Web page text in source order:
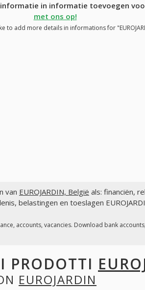
in informatie toevoegen voor
met ons op!
to add more details in informations for
van EUROJARDIN, België als: financiën,
belastingen en toeslagen
accounts, vacancies. Download bank
PRODOTTI
EUROJARDIN